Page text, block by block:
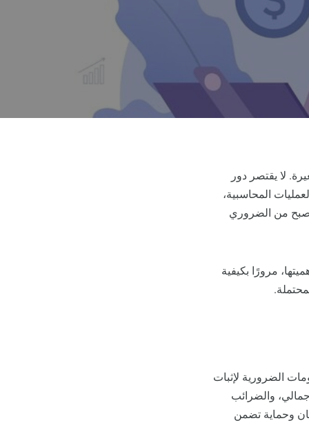
لا يقتصر دور
المحاسبية،
أصبح من الضروري
مرورًا بكيفية
الضرورية لإثبات
والضرائب
وحماية تضمن